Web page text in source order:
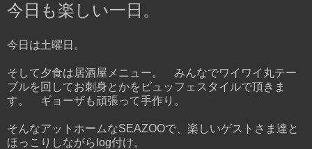
今日も楽しい一日。
今日は土曜日。
そして夕食は居酒屋メニュー。 みんなでワイワイ丸テー
ブルを回してお刺身とかをビュッフェスタイルで頂きま
す。 ギョーザも頑張って手作り。
そんなアットホームなSEAZOOで、楽しいゲストさま達と
ほっこりしながらlog付け。